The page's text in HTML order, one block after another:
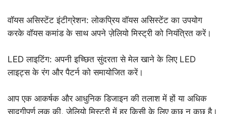
वॉयस असिस्टेंट इंटीग्रेशन: लोकप्रिय वॉयस असिस्टेंट का उपयोग
करके वॉयस कमांड के साथ अपने ज़ेलियो मिस्ट्री को नियंत्रित करें।
LED लाइटिंग: अपनी इच्छित सुंदरता से मेल खाने के लिए LED
लाइट्स के रंग और पैटर्न को समायोजित करें।
आप एक आकर्षक और आधुनिक डिजाइन की तलाश में हों या अधिक
सादगीपूर्ण लुक की, ज़ेलियो मिस्ट्री में हर किसी के लिए कुछ न कुछ है।